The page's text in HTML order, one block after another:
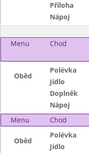
Příloha
Nápoj
Menu Chod
Oběd
Polévka
Jídlo
Doplněk
Nápoj
Menu
Chod
Oběd
Polévka
Jídlo